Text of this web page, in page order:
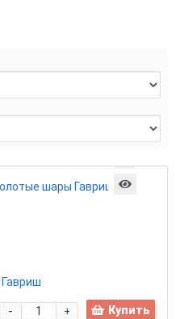
Гавриш
+
- Купить